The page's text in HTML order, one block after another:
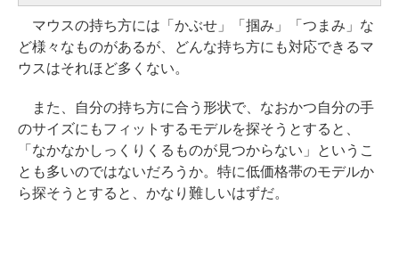
マウスの持ち方には「かぶせ」「掴み」「つまみ」な
ど様々なものがあるが、どんな持ち方にも対応できるマ
ウスはそれほど多くない。
また、自分の持ち方に合う形状で、なおかつ自分の手
のサイズにもフィットするモデルを探そうとすると、
「なかなかしっくりくるものが見つからない」というこ
とも多いのではないだろうか。特に低価格帯のモデルか
ら探そうとすると、かなり難しいはずだ。